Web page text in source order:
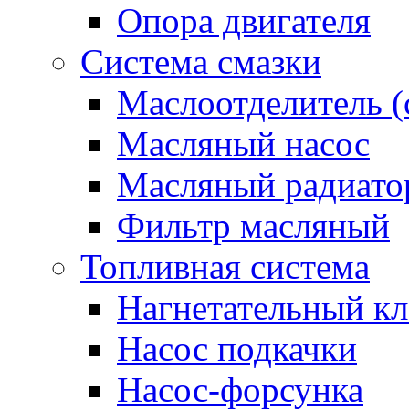
Опора двигателя
Система смазки
Маслоотделитель
Масляный насос
Масляный
Фильтр масляный
Топливная система
Нагнетательный
Насос подкачки
Насос-форсунка